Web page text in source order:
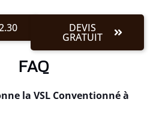
DEVIS
GRATUIT
FAQ
la VSL Conventionné à